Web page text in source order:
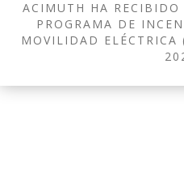
ACIMUTH HA RECIBIDO
PROGRAMA DE
MOVILIDAD ELÉCTRICA